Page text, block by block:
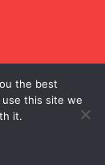
the best
this site we
it.